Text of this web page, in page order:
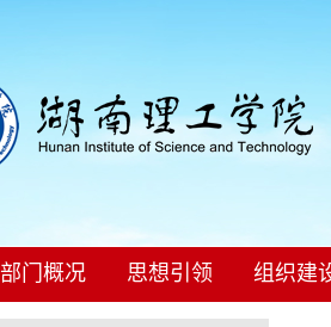
部门概况 思想引领 组织建